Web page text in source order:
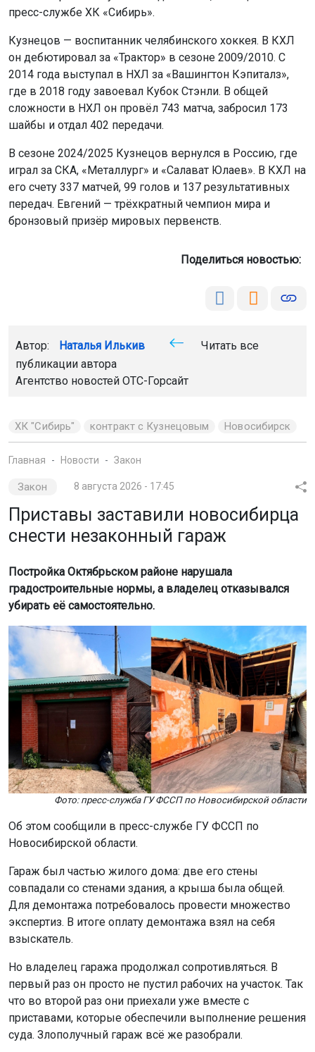
пресс-службе ХК «Сибирь».
Кузнецов — воспитанник челябинского хоккея. В КХЛ
он дебютировал за «Трактор» в сезоне 2009/2010. С
2014 года выступал в НХЛ за «Вашингтон Кэпиталз»,
где в 2018 году завоевал Кубок Стэнли. В общей
сложности в НХЛ он провёл 743 матча, забросил 173
шайбы и отдал 402 передачи.
В сезоне 2024/2025 Кузнецов вернулся в Россию, где
играл за СКА, «Металлург» и «Салават Юлаев». В КХЛ на
его счету 337 матчей, 99 голов и 137 результативных
передач. Евгений — трёхкратный чемпион мира и
бронзовый призёр мировых первенств.
Поделиться новостью:
Автор: Наталья Илькив
Читать все
публикации автора
Агентство новостей ОТС-Горсайт
ХК "Сибирь" контракт с Кузнецовым Новосибирск
Главная Новости Закон
Закон 8 августа 2026 - 17:45
Приставы заставили новосибирца
снести незаконный гараж
Постройка Октябрьском районе нарушала
градостроительные нормы, а владелец отказывался
убирать её самостоятельно.
Фото: пресс-служба ГУ ФССП по Новосибирской области
Об этом сообщили в пресс-службе ГУ ФССП по
Новосибирской области.
Гараж был частью жилого дома: две его стены
совпадали со стенами здания, а крыша была общей.
Для демонтажа потребовалось провести множество
экспертиз. В итоге оплату демонтажа взял на себя
взыскатель.
Но владелец гаража продолжал сопротивляться. В
первый раз он просто не пустил рабочих на участок. Так
что во второй раз они приехали уже вместе с
приставами, которые обеспечили выполнение решения
суда. Злополучный гараж всё же разобрали.